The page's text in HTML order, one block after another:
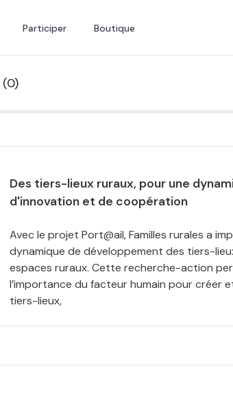
Participer Boutique
(0)
Des tiers-lieux ruraux, pour une
d'innovation et de coopération
Avec le projet Port@ail, Familles rurales a
dynamique de développement des tiers-
espaces ruraux. Cette recherche-action
l’importance du facteur humain pour créer
tiers-lieux,